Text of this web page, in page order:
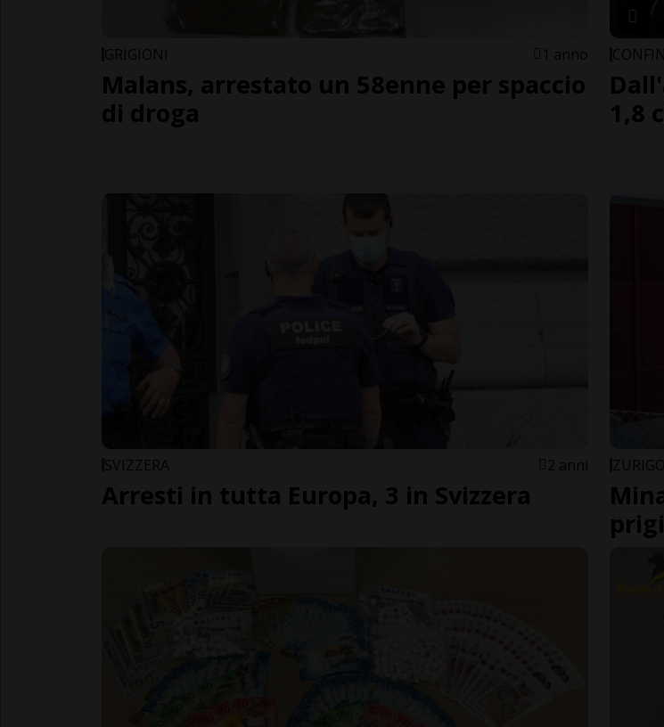
GRIGIONI 1 anno
Malans, arrestato un 58enne per spaccio
di droga
1,8
SVIZZERA 2 anni
Arresti in tutta Europa, 3 in Svizzera
ZURIGO